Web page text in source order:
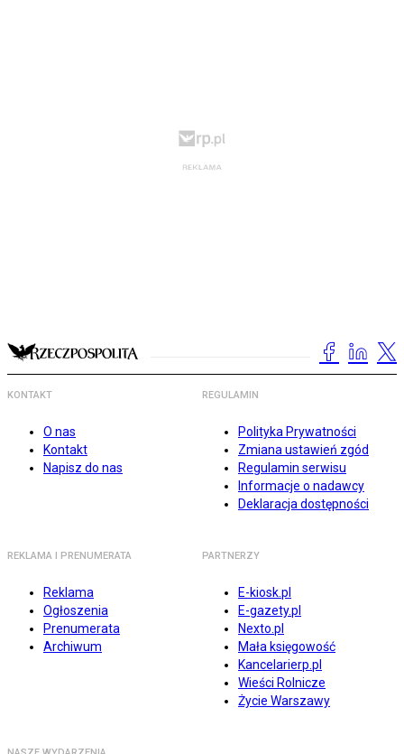
KONTAKT
O nas
Kontakt
Napisz do nas
REGULAMIN
Polityka Prywatności
Zmiana ustawień zgód
Regulamin serwisu
Informacje o nadawcy
Deklaracja dostępności
REKLAMA I PRENUMERATA
Reklama
Ogłoszenia
Prenumerata
Archiwum
PARTNERZY
E-kiosk.pl
E-gazety.pl
Nexto.pl
Mała księgowość
Kancelarierp.pl
Wieści Rolnicze
Życie Warszawy